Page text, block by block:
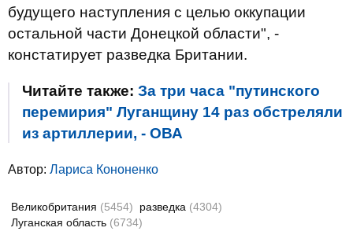
будущего наступления с целью оккупации
остальной части Донецкой области", -
констатирует разведка Британии.
Читайте также: За три часа "путинского
перемирия" Луганщину 14 раз обстреляли
из артиллерии, - ОВА
Автор: Лариса Кононенко
Великобритания (5454) разведка (4304)
Луганская область (6734)